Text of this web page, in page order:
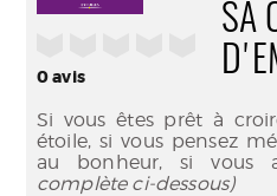
0avis
SA
Si vous êtes prêt à
étoile, si vous pensez
au bonheur, si vous
complète ci-dessous)